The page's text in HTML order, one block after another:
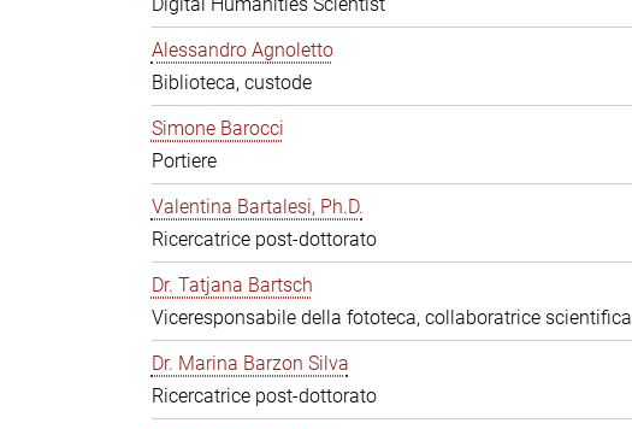
Alessandro Agnoletto
Biblioteca, custode
Simone Barocci
Portiere
Valentina Bartalesi, Ph.D.
Ricercatrice post-dottorato
Dr. Tatjana Bartsch
Viceresponsabile della fototeca, collaboratrice scientifica
Dr. Marina Barzon Silva
Ricercatrice post-dottorato